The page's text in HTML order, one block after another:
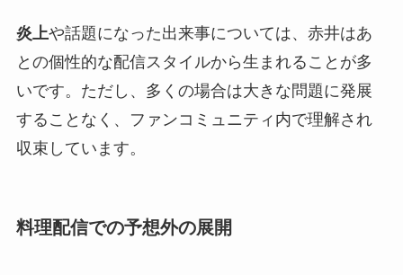
炎上や話題になった出来事については、赤井はあ
との個性的な配信スタイルから生まれることが多
いです。ただし、多くの場合は大きな問題に発展
することなく、ファンコミュニティ内で理解され
収束しています。
料理配信での予想外の展開